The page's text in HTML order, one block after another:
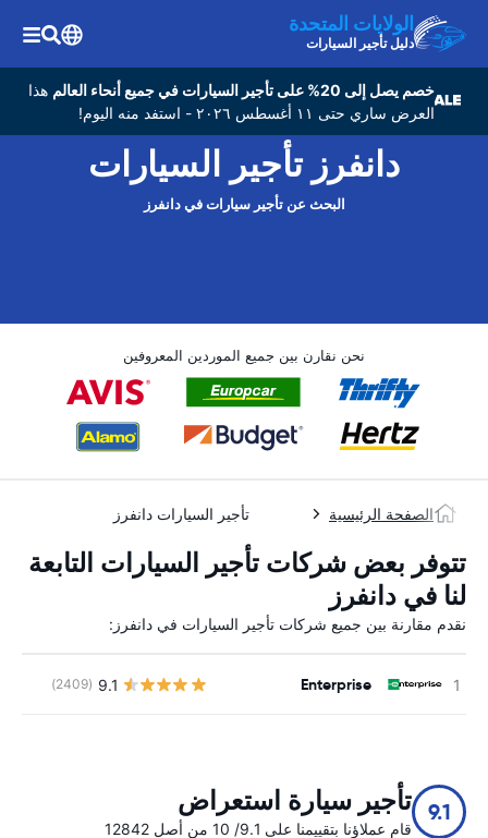
الولايات المتحدة
دليل تأجير السيارات
خصم يصل إلى 20% على تأجير السيارات في جميع أنحاء العالم
هذا
العرض ساري حتى ١١ أغسطس ٢٠٢٦ - استفد منه اليوم!
دانفرز تأجير السيارات
البحث عن تأجير سيارات في دانفرز
نحن نقارن بين جميع الموردين المعروفين
الصفحة الرئيسية تأجير السيارات دانفرز
تتوفر بعض شركات تأجير السيارات التابعة
لنا في دانفرز
نقدم مقارنة بين جميع شركات تأجير السيارات في دانفرز:
Enterprise
9.1
(2409)
9.1 تأجير سيارة استعراض
قام عملاؤنا بتقييمنا على 9.1/ 10 من أصل 12842